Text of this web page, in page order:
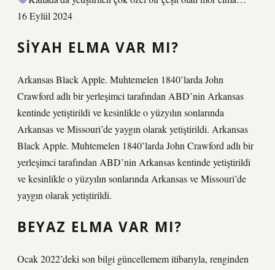
16 Eylül 2024
SIYAH ELMA VAR MI?
Arkansas Black Apple. Muhtemelen 1840’larda John
Crawford adlı bir yerleşimci tarafından ABD’nin Arkansas
kentinde yetiştirildi ve kesinlikle o yüzyılın sonlarında
Arkansas ve Missouri’de yaygın olarak yetiştirildi. Arkansas
Black Apple. Muhtemelen 1840’larda John Crawford adlı bir
yerleşimci tarafından ABD’nin Arkansas kentinde yetiştirildi
ve kesinlikle o yüzyılın sonlarında Arkansas ve Missouri’de
yaygın olarak yetiştirildi.
BEYAZ ELMA VAR MI?
Ocak 2022’deki son bilgi güncellemem itibarıyla, renginden